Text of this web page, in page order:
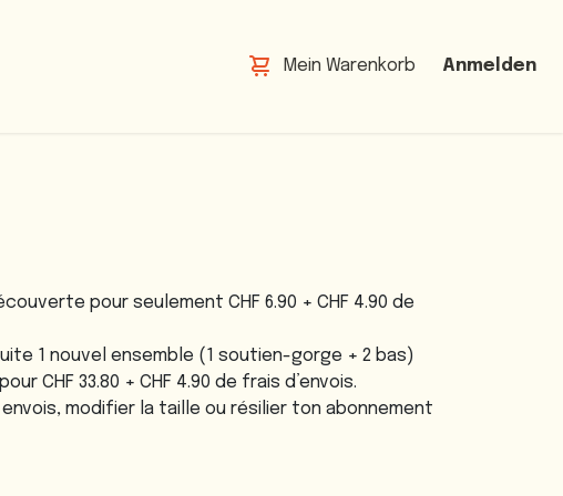
Mein Warenkorb Anmelden
pour seulement CHF 6.90 + CHF 4.90 de
1 nouvel ensemble (1 soutien-gorge + 2 bas)
CHF 33.80 + CHF 4.90 de frais d’envois.
modifier la taille ou résilier ton abonnement